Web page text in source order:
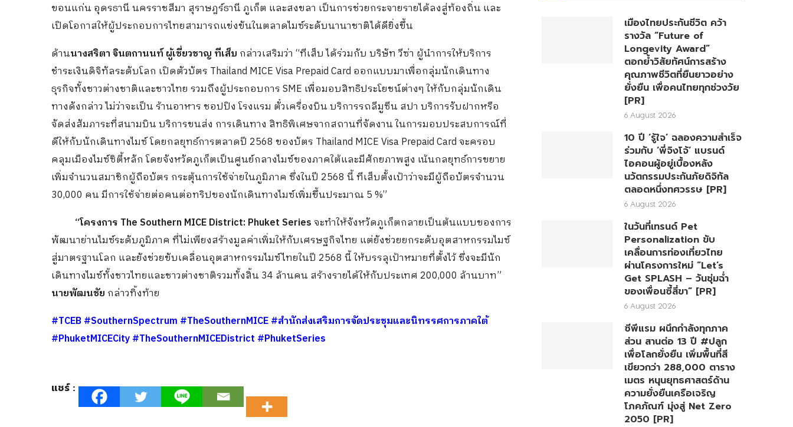
ขอนแก่น อุดรธานี นครราชสีมา สุราษฎร์ธานี ภูเก็ต และสงขลา เป็นการช่วยกระจายรายได้ลงสู่ท้องถิ่น และ
เปิดโอกาสให้ผู้ประกอบการไทยสามารถแข่งขันในตลาดไมซ์ระดับนานาชาติได้ดียิ่งขึ้น
ด้านนางสริตา จินตกานนท์ ผู้เชี่ยวชาญ ทีเส็บ กล่าวเสริมว่า “ทีเส็บ ได้ร่วมกับ บริษัท วีซ่า ผู้นำการให้บริการ
ชำระเงินดิจิทัลระดับโลก เปิดตัวบัตร Thailand MICE Visa Prepaid Card ออกแบบมาเพื่อกลุ่มนักเดินทาง
ธุรกิจทั้งชาวต่างชาติและชาวไทย รวมถึงผู้ประกอบการ SME เพื่อมอบสิทธิประโยชน์ต่างๆ ให้กับกลุ่มนักเดิน
ทางดังกล่าว ไม่ว่าจะเป็น ร้านอาหาร ชอปปิง โรงแรม ตั๋วเครื่องบิน บริการรถลีมูซีน สปา บริการรับฝากหรือ
จัดส่งสัมภาระที่สนามบิน บริการขนส่ง การเดินทาง สิทธิพิเศษจากสถานที่จัดงาน ในการมอบประสบการณ์ที่
ดีให้กับนักเดินทางไมซ์ โดยกลยุทธ์การตลาดปี 2568 ของบัตร Thailand MICE Visa Prepaid Card จะครอบ
คลุมเมืองไมซ์ซิตี้หลัก โดยจังหวัดภูเก็ตเป็นศูนย์กลางไมซ์ของภาคใต้และมีศักยภาพสูง เน้นกลยุทธ์การขยาย
เพิ่มจำนวนสมาชิกผู้ถือบัตร กระตุ้นการใช้จ่ายในภูมิภาค ซึ่งในปี 2568 นี้ ทีเส็บตั้งเป้าว่าจะมีผู้ถือบัตรจำนวน
30,000 คน มีการใช้จ่ายต่อคนต่อทริปของนักเดินทางไมซ์เพิ่มขึ้นประมาณ 5 %”
“โครงการ The Southern MICE District: Phuket Seriesจะทำให้จังหวัดภูเก็ตกลายเป็นต้นแบบของการ
พัฒนาย่านไมซ์ระดับภูมิภาค ที่ไม่เพียงสร้างมูลค่าเพิ่มให้กับเศรษฐกิจไทย แต่ยังช่วยยกระดับอุตสาหกรรมไมซ์
สู่มาตรฐานโลก และยังช่วยขับเคลื่อนอุตสาหกรรมไมซ์ไทยในปี 2568 นี้ ให้บรรลุเป้าหมายที่ตั้งไว้ ซึ่งจะมีนัก
เดินทางไมซ์ทั้งชาวไทยและชาวต่างชาติรวมทั้งสิ้น 34 ล้านคน สร้างรายได้ให้กับประเทศ 200,000 ล้านบาท”
นายพัฒนชัย กล่าวทิ้งท้าย
#TCEB #SouthernSpectrum #TheSouthernMICE#สำนักส่งเสริมการจัดประชุมและนิทรรศการภาคใต้
#PhuketMICECity#TheSouthernMICEDistrict #PhuketSeries
แชร์ :
เมืองไทยประกันชีวิต คว้า
รางวัล “Future of
Longevity Award”
ตอกย้ำวิสัยทัศน์การสร้าง
คุณภาพชีวิตที่ยืนยาวอย่าง
ยั่งยืน เพื่อคนไทยทุกช่วงวัย
[PR]
6 August 2026
10 ปี ‘รู้ใจ’ ฉลองความสำเร็จ
ร่วมกับ ‘พี่จิงโจ้’ แบรนด์
ไอคอนผู้อยู่เบื้องหลัง
นวัตกรรมประกันภัยดิจิทัล
ตลอดหนึ่งทศวรรษ [PR]
6 August 2026
ในวันที่เทรนด์ Pet
Personalization ขับ
เคลื่อนการท่องเที่ยวไทย
ผ่านโครงการใหม่ “Let’s
Get SPLASH – วันชุ่มฉ่ำ
ของเพื่อนซี้สี่ขา” [PR]
6 August 2026
ซีพีแรม ผนึกกำลังทุกภาค
ส่วน สานต่อ 13 ปี #ปลูก
เพื่อโลกยั่งยืน เพิ่มพื้นที่สี
เขียวกว่า 288,000 ตาราง
เมตร หนุนยุทธศาสตร์ด้าน
ความยั่งยืนเครือเจริญ
โภคภัณฑ์ มุ่งสู่ Net Zero
2050 [PR]